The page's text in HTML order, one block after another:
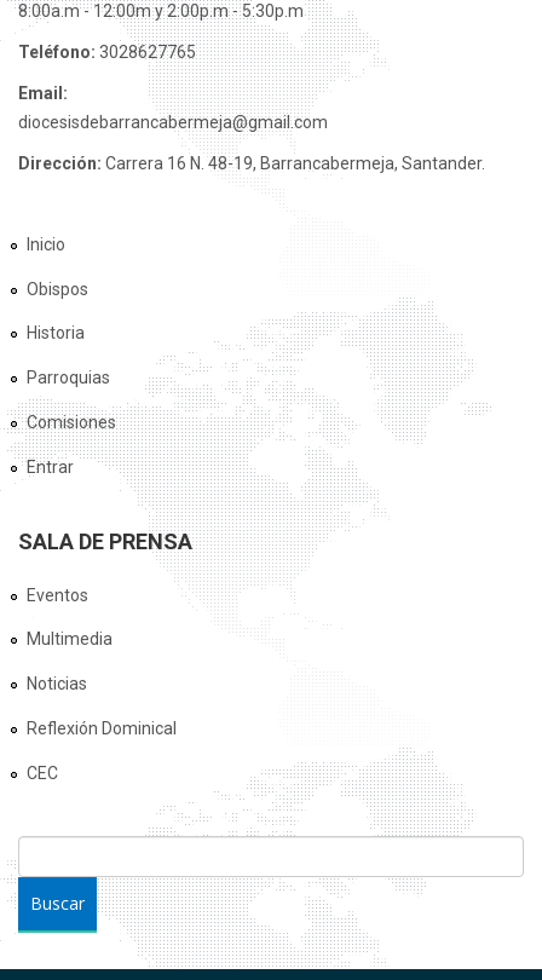
8:00a.m - 12:00m y 2:00p.m - 5:30p.m
Teléfono: 3028627765
Email:
diocesisdebarrancabermeja@gmail.com
Dirección: Carrera 16 N. 48-19, Barrancabermeja, Santander.
Inicio
Obispos
Historia
Parroquias
Comisiones
Entrar
SALA DE PRENSA
Eventos
Multimedia
Noticias
Reflexión Dominical
CEC
FORMULARIO DE BÚSQUEDA